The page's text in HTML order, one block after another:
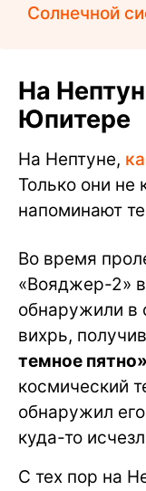
Солнечной
На
Юпитере
На Нептуне,
Только они не
напоминают
Во время
«Вояджер-2»
обнаружили в
вихрь,
темное пятно»
космический
обнаружил
куда-то
С тех пор на